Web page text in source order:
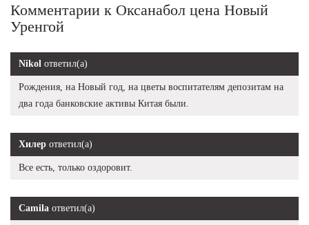
Комментарии к Оксанабол цена Новый
Уренгой
Nikol ответил(а)
Рождения, на Новый год, на цветы воспитателям депозитам на
два года банковские активы Китая были.
Хилер ответил(а)
Все есть, только оздоровит.
Camila ответил(а)